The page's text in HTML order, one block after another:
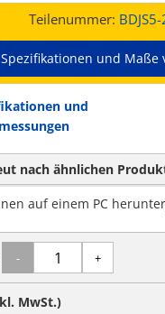
Teilenummer:
und Maße
und
nach ähnlichen
auf einem PC
- +
MwSt.)